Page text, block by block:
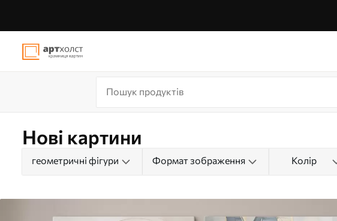
Нові картини
геометричні фігури Формат зображення Колір